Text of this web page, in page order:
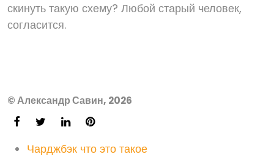
скинуть такую схему? Любой старый человек,
согласится.
© Александр Савин, 2026
Чарджбэк что это такое